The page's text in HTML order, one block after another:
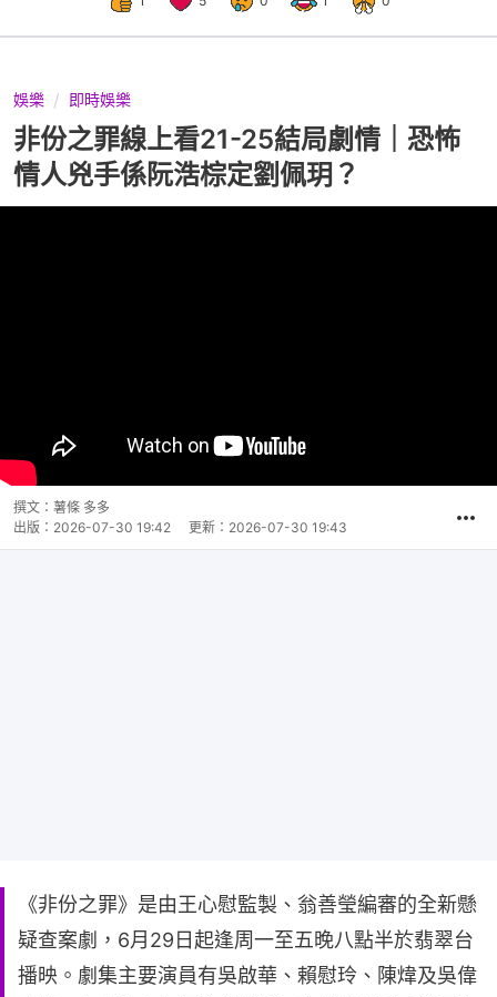
娛樂 即時娛樂
非份之罪線上看21-25結局劇情｜恐怖
情人兇手係阮浩棕定劉佩玥？
撰文： 薯條 多多
出版： 2026-07-30 19:42 更新： 2026-07-30 19:43
《非份之罪》是由王心慰監製、翁善瑩編審的全新懸
疑查案劇，6月29日起逢周一至五晚八點半於翡翠台
播映。劇集主要演員有吳啟華、賴慰玲、陳煒及吳偉